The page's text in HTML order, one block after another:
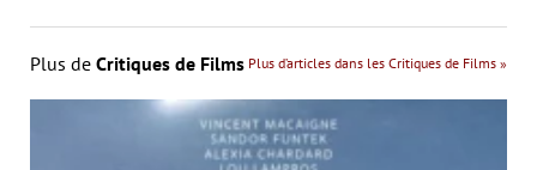
Plus de Critiques de Films Plus d’articles dans les Critiques de Films »